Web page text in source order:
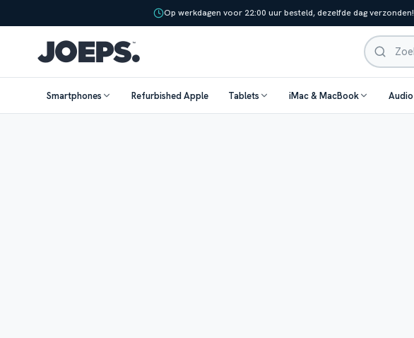
Op werkdagen voor 22:00 uur besteld, dezelfde dag verzonden!
Zoeken
Smartphones Refurbished Apple Tablets iMac & MacBook Audio